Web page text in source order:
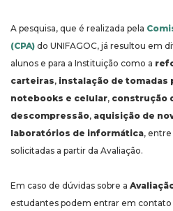
A pesquisa, que é realizada pela
(CPA) do UNIFAGOC, já resultou em
alunos e para a Instituição como a
carteiras, instalação de tomadas
notebooks e celular, construção
descompressão, aquisição de
laboratórios de informática,
solicitadas a partir da Avaliação.
Em caso de dúvidas sobre a
estudantes podem entrar em contato